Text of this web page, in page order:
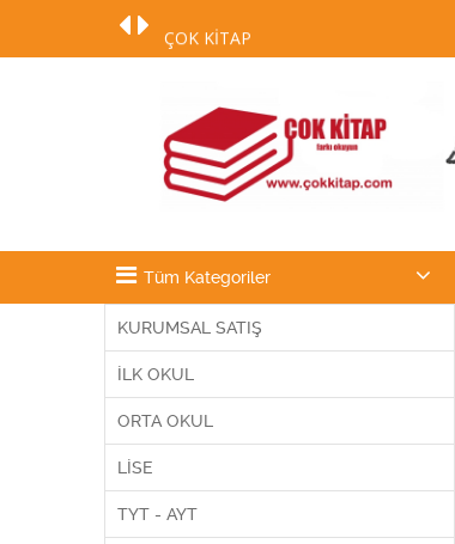
ÇOK KİTAP
Tüm Kategoriler
KURUMSAL SATIŞ
İLK OKUL
ORTA OKUL
LİSE
TYT - AYT